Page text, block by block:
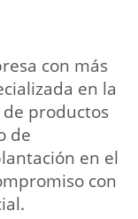
con más
en la
productos
de
en el
con